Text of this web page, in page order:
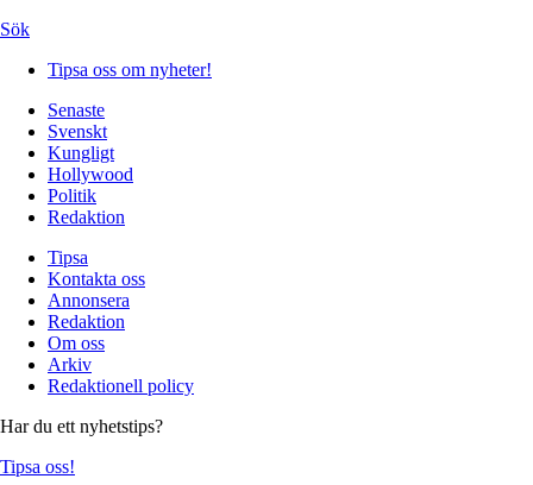
Sök
Tipsa oss om nyheter!
Senaste
Svenskt
Kungligt
Hollywood
Politik
Redaktion
Tipsa
Kontakta oss
Annonsera
Redaktion
Om oss
Arkiv
Redaktionell policy
Har du ett nyhetstips?
Tipsa oss!